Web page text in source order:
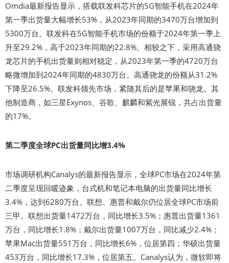
Omdia最新报告显示，搭载联发科芯片的5G智能手机在2024年
第一季出货量大幅增长53%，从2023年同期的3470万台增加到
5300万台。联发科在5G智能手机市场的份额于2024年第一季上
升至29.2%，高于2023年同期的22.8%。相较之下，采用高通骁
龙芯片的手机出货量则相对稳定，从2023年第一季的4720万台
略微增加到2024年同期的4830万台。高通骁龙的份额从31.2%
下降至26.5%。联发科领先市场，紧随其后的是苹果和骁龙。其
他制造商，如三星Exynos、谷歌、麒麟和紫光展锐，共占出货量
的17%。
第二季度全球PC出货量同比增3.4%
市场调研机构Canalys的最新报告显示，全球PC市场在2024年第
二季度呈现回暖迹象，台式机和笔记本电脑的出货量同比增长
3.4%，达到6280万台。联想、惠普和戴尔仍位居全球PC市场前
三甲。联想出货量1472万台，同比增长3.5%；惠普出货量1361
万台，同比增长1.8%；戴尔出货量1007万台，同比减少2.4%；
苹果Mac出货量551万台，同比增长6%，位居第四；华硕出货量
453万台，同比增长17.3%，位居第五。Canalys认为，微软即将